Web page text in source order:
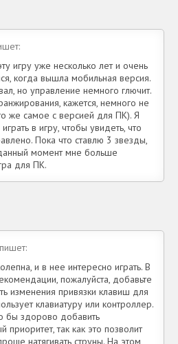
игру уже несколько лет и очень
когда вышла мобильная версия.
но управление немного глючит.
кажется, немного не
же самое с версией для ПК). Я
в игру, чтобы увидеть, что
Пока что ставлю 3 звезды,
момент мне больше
для ПК.
и в нее интересно играть. В
пожалуйста, добавьте
изменения привязки клавиш для
клавиатуру или контроллер.
бы здорово добавить
приоритет, так как это позволит
натягивать струны. На этом